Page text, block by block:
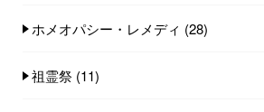
ホメオパシー・レメディ (28)
祖霊祭 (11)